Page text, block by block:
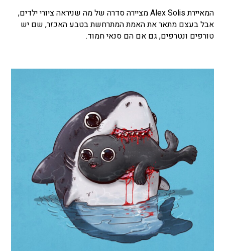
המאיירת Alex Solis מציירה סדרה של מה שניראה ציורי ילדים,
אבל בעצם מתאר את האמת המתרחשת בטבע האכזר, שם יש
טורפים ונטרפים, גם אם הם סנאי חמוד.